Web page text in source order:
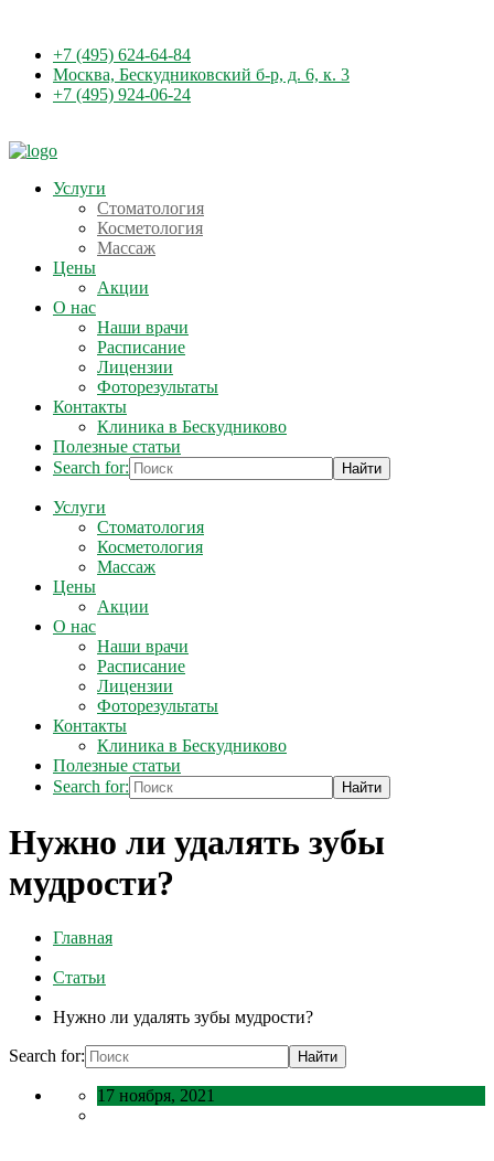
+7 (495) 624-64-84
Москва, Бескудниковский б-р, д. 6, к. 3
+7 (495) 924-06-24
Услуги
Стоматология
Косметология
Массаж
Цены
Акции
О нас
Наши врачи
Расписание
Лицензии
Фоторезультаты
Контакты
Клиника в Бескудниково
Полезные статьи
Search for:
Услуги
Стоматология
Косметология
Массаж
Цены
Акции
О нас
Наши врачи
Расписание
Лицензии
Фоторезультаты
Контакты
Клиника в Бескудниково
Полезные статьи
Search for:
Нужно ли удалять зубы
мудрости?
Главная
Статьи
Нужно ли удалять зубы мудрости?
Search for:
17 ноября, 2021